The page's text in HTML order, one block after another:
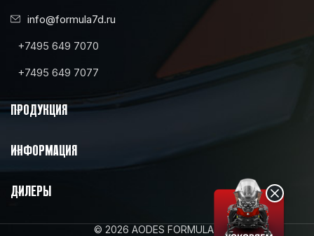
info@formula7d.ru
+7495 649 7070
+7495 649 7077
ПРОДУКЦИЯ
ИНФОРМАЦИЯ
ДИЛЕРЫ
© 2026 AODES FORMULA7